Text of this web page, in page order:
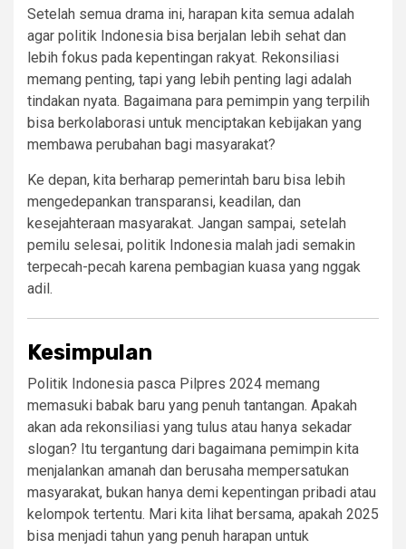
Setelah semua drama ini, harapan kita semua adalah
agar politik Indonesia bisa berjalan lebih sehat dan
lebih fokus pada kepentingan rakyat. Rekonsiliasi
memang penting, tapi yang lebih penting lagi adalah
tindakan nyata. Bagaimana para pemimpin yang terpilih
bisa berkolaborasi untuk menciptakan kebijakan yang
membawa perubahan bagi masyarakat?
Ke depan, kita berharap pemerintah baru bisa lebih
mengedepankan transparansi, keadilan, dan
kesejahteraan masyarakat. Jangan sampai, setelah
pemilu selesai, politik Indonesia malah jadi semakin
terpecah-pecah karena pembagian kuasa yang nggak
adil.
Kesimpulan
Politik Indonesia pasca Pilpres 2024 memang
memasuki babak baru yang penuh tantangan. Apakah
akan ada rekonsiliasi yang tulus atau hanya sekadar
slogan? Itu tergantung dari bagaimana pemimpin kita
menjalankan amanah dan berusaha mempersatukan
masyarakat, bukan hanya demi kepentingan pribadi atau
kelompok tertentu. Mari kita lihat bersama, apakah 2025
bisa menjadi tahun yang penuh harapan untuk